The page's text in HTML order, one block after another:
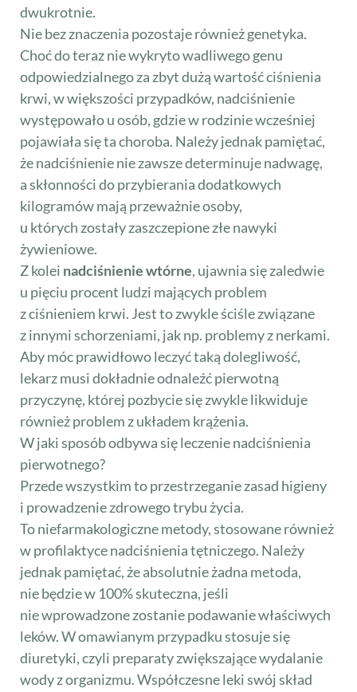
dwukrotnie.
Nie bez znaczenia pozostaje również genetyka.
Choć do teraz nie wykryto wadliwego genu
odpowiedzialnego za zbyt dużą wartość ciśnienia
krwi, w większości przypadków, nadciśnienie
występowało u osób, gdzie w rodzinie wcześniej
pojawiała się ta choroba. Należy jednak pamiętać,
że nadciśnienie nie zawsze determinuje nadwagę,
a skłonności do przybierania dodatkowych
kilogramów mają przeważnie osoby,
u których zostały zaszczepione złe nawyki
żywieniowe.
Z kolei nadciśnienie wtórne, ujawnia się zaledwie
u pięciu procent ludzi mających problem
z ciśnieniem krwi. Jest to zwykle ściśle związane
z innymi schorzeniami, jak np. problemy z nerkami.
Aby móc prawidłowo leczyć taką dolegliwość,
lekarz musi dokładnie odnaleźć pierwotną
przyczynę, której pozbycie się zwykle likwiduje
również problem z układem krążenia.
W jaki sposób odbywa się leczenie nadciśnienia
pierwotnego?
Przede wszystkim to przestrzeganie zasad higieny
i prowadzenie zdrowego trybu życia.
To niefarmakologiczne metody, stosowane również
w profilaktyce nadciśnienia tętniczego. Należy
jednak pamiętać, że absolutnie żadna metoda,
nie będzie w 100% skuteczna, jeśli
nie wprowadzone zostanie podawanie właściwych
leków. W omawianym przypadku stosuje się
diuretyki, czyli preparaty zwiększające wydalanie
wody z organizmu. Współczesne leki swój skład